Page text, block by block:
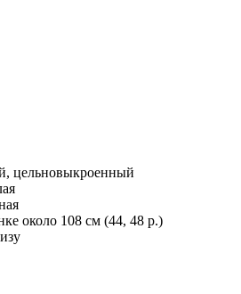
цельновыкроенный
около 108 см (44, 48 р.)